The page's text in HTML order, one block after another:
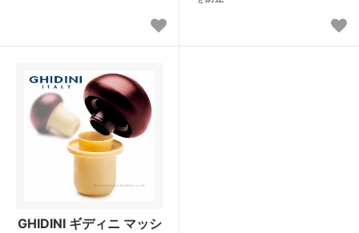
GHIDINI ギディニ マッシ